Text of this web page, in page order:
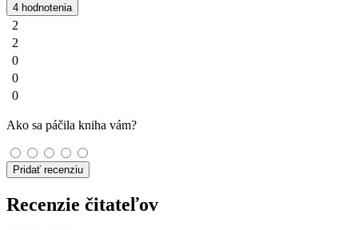
4 hodnotenia
2
2
0
0
0
Ako sa páčila kniha vám?
Pridať recenziu
Recenzie čitateľov